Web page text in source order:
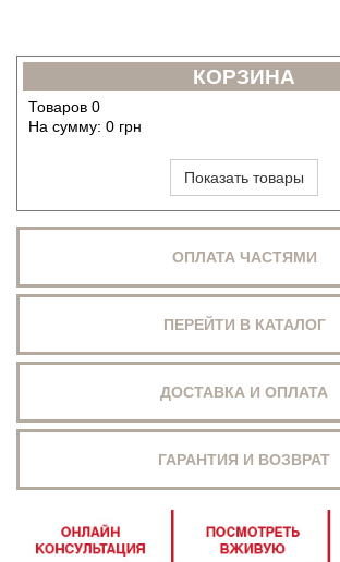
КОРЗИНА
Товаров 0
На сумму: 0 грн
Показать товары
ОПЛАТА ЧАСТЯМИ
ПЕРЕЙТИ В КАТАЛОГ
ДОСТАВКА И ОПЛАТА
ГАРАНТИЯ И ВОЗВРАТ